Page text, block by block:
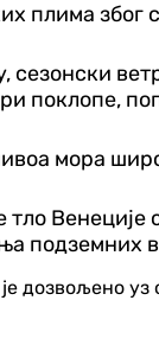
плима због
поклопе,
мора
подземних
дозвољено